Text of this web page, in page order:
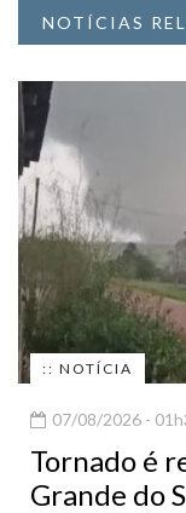
NOTÍCIAS
:: NOTÍCIA
07/08/2026 -
Tornado é
Grande do